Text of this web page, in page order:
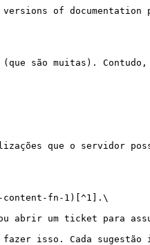
of documentation
são muitas).
que o servidor
content-fn-1)[^1].\
abrir um ticket para
fazer isso. Cada